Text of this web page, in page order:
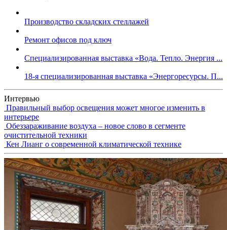
Производство складских стеллажей
Ремонт офисов под ключ
Специализированная выставка «Вода. Тепло. Энергия ...
18-я специализированная выставка «Энергоресурсы. П...
Интервью
Правильный выбор освещения может многое изменить в
интерьере
Обеззараживание воздуха – новое слово в сегменте
очистительной техники
Кен Лианг о современной климатической технике